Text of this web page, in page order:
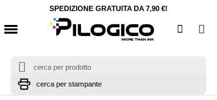
SPEDIZIONE GRATUITA DA 7,90 €!